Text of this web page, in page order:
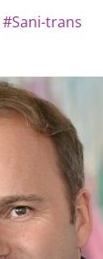
#Sani-trans